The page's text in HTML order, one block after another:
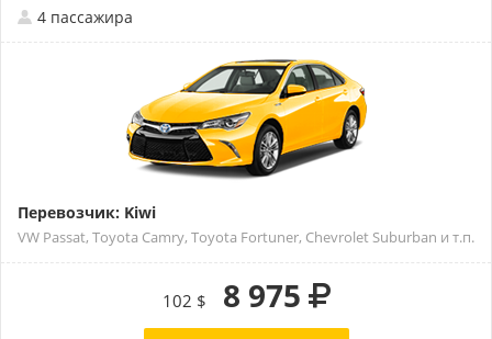
4 пассажира
Перевозчик: Kiwi
VW Passat, Toyota Camry, Toyota Fortuner, Chevrolet Suburban и т.п.
102 $ 8 975